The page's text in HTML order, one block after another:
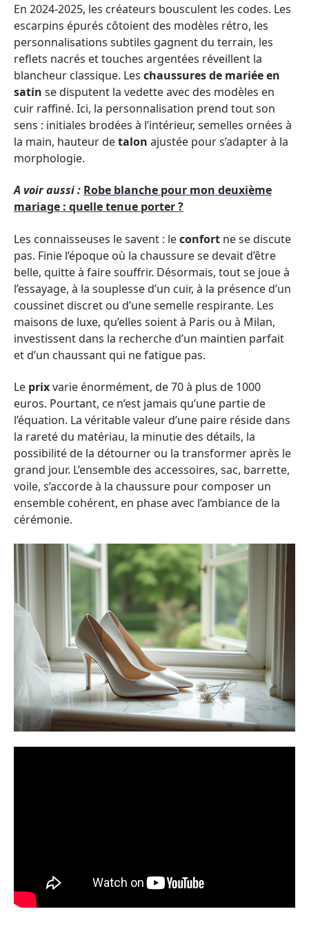
En 2024-2025, les créateurs bousculent les codes. Les
escarpins épurés côtoient des modèles rétro, les
personnalisations subtiles gagnent du terrain, les
reflets nacrés et touches argentées réveillent la
blancheur classique. Les chaussures de mariée en
satin se disputent la vedette avec des modèles en
cuir raffiné. Ici, la personnalisation prend tout son
sens : initiales brodées à l’intérieur, semelles ornées à
la main, hauteur detalon ajustée pour s’adapter à la
morphologie.
A voir aussi : Robe blanche pour mon deuxième
mariage : quelle tenue porter ?
Les connaisseuses le savent : leconfort ne se discute
pas. Finie l’époque où la chaussure se devait d’être
belle, quitte à faire souffrir. Désormais, tout se joue à
l’essayage, à la souplesse d’un cuir, à la présence d’un
coussinet discret ou d’une semelle respirante. Les
maisons de luxe, qu’elles soient à Paris ou à Milan,
investissent dans la recherche d’un maintien parfait
et d’un chaussant qui ne fatigue pas.
Le prixvarie énormément, de 70 à plus de 1000
euros. Pourtant, ce n’est jamais qu’une partie de
l’équation. La véritable valeur d’une paire réside dans
la rareté du matériau, la minutie des détails, la
possibilité de la détourner ou la transformer après le
grand jour. L’ensemble des accessoires, sac, barrette,
voile, s’accorde à la chaussure pour composer un
ensemble cohérent, en phase avec l’ambiance de la
cérémonie.